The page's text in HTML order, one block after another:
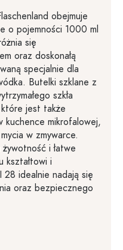
obejmuje
o pojemności 1000 ml
się
oraz doskonałą
specjalnie dla
Butelki szklane z
szkła
jest także
kuchence mikrofalowej,
w zmywarce.
i łatwe
kształtowi i
idealnie nadają się
oraz bezpiecznego